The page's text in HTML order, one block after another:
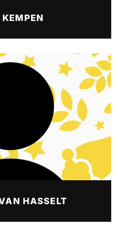
KEMPEN
HASSELT